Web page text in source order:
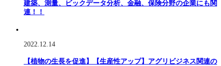
建築、測量、ビックデータ分析、金融、保険分野の企業にも関
連！！
2022.12.14
【植物の生長を促進】【生産性アップ】アグリビジネス関連の